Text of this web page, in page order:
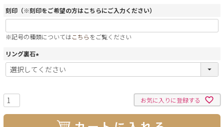
刻印（※刻印をご希望の方はこちらにご入力ください）
※記号の種類についてはこちらをご覧ください
リング裏石
(
必
お気に入りに登録する